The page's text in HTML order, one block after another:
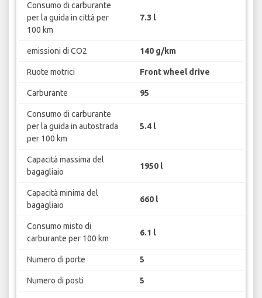
Consumo di carburante
per la guida in città per
100 km
7.3 l
emissioni di CO2 140 g/km
Ruote motrici Front wheel drive
Carburante 95
Consumo di carburante
per la guida in autostrada
per 100 km
5.4 l
Capacità massima del
bagagliaio
1950 l
Capacità minima del
bagagliaio
660 l
Consumo misto di
carburante per 100 km
6.1 l
Numero di porte 5
Numero di posti 5